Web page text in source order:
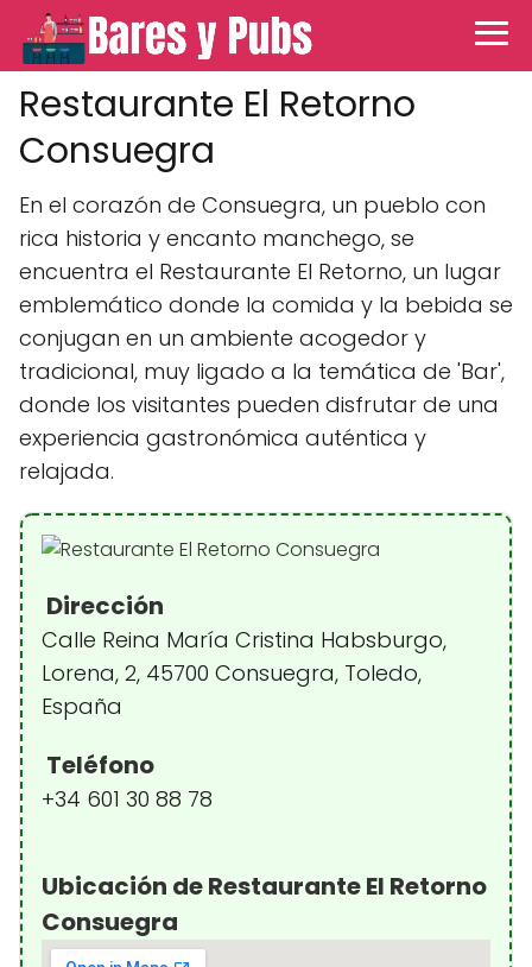
Restaurante El Retorno
Consuegra
En el corazón de Consuegra, un pueblo con
rica historia y encanto manchego, se
encuentra el Restaurante El Retorno, un lugar
emblemático donde la comida y la bebida se
conjugan en un ambiente acogedor y
tradicional, muy ligado a la temática de 'Bar',
donde los visitantes pueden disfrutar de una
experiencia gastronómica auténtica y
relajada.
Dirección
Calle Reina María Cristina Habsburgo,
Lorena, 2, 45700 Consuegra, Toledo,
España
Teléfono
+34 601 30 88 78
Ubicación de Restaurante El Retorno
Consuegra